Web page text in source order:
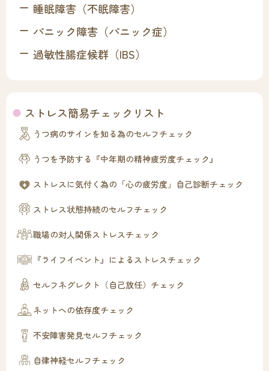
睡眠障害（不眠障害）
パニック障害（パニック症）
過敏性腸症候群（IBS）
ストレス簡易チェックリスト
うつ病のサインを知る為のセルフチェック
うつを予防する『中年期の精神疲労度チェック』
ストレスに気付く為の「心の疲労度」自己診断チェック
ストレス状態持続のセルフチェック
職場の対人関係ストレスチェック
『ライフイベント』によるストレスチェック
セルフネグレクト（自己放任）チェック
ネットへの依存度チェック
不安障害発見セルフチェック
自律神経セルフチェック